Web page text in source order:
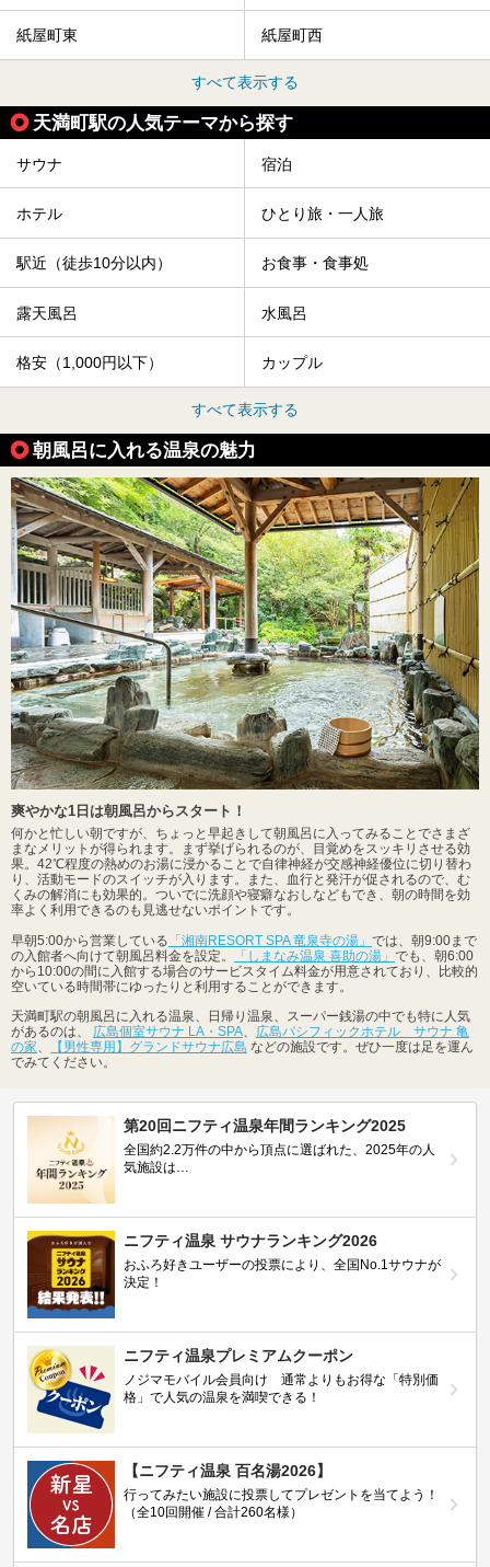
紙屋町東 紙屋町西
すべて表示する
天満町駅の人気テーマから探す
サウナ 宿泊
ホテル ひとり旅・一人旅
駅近（徒歩10分以内） お食事・食事処
露天風呂 水風呂
格安（1,000円以下） カップル
すべて表示する
朝風呂に入れる温泉の魅力
爽やかな1日は朝風呂からスタート！
何かと忙しい朝ですが、ちょっと早起きして朝風呂に入ってみることでさまざ
まなメリットが得られます。まず挙げられるのが、目覚めをスッキリさせる効
果。42℃程度の熱めのお湯に浸かることで自律神経が交感神経優位に切り替わ
り、活動モードのスイッチが入ります。また、血行と発汗が促されるので、む
くみの解消にも効果的。ついでに洗顔や寝癖なおしなどもでき、朝の時間を効
率よく利用できるのも見逃せないポイントです。
早朝5:00から営業している 「湘南RESORT SPA 竜泉寺の湯」 では、朝9:00まで
の入館者へ向けて朝風呂料金を設定。
「しまなみ温泉 喜助の湯」 でも、朝6:00
から10:00の間に入館する場合のサービスタイム料金が用意されており、比較的
空いている時間帯にゆったりと利用することができます。
天満町駅の朝風呂に入れる温泉、日帰り温泉、スーパー銭湯の中でも特に人気
があるのは、 広島個室サウナ LA・SPA、 広島パシフィックホテル サウナ 亀
の家、 【男性専用】グランドサウナ広島 などの施設です。ぜひ一度は足を運ん
でみてください。
第20回ニフティ温泉年間ランキング2025
全国約2.2万件の中から頂点に選ばれた、2025年の人
気施設は…
ニフティ温泉 サウナランキング2026
おふろ好きユーザーの投票により、全国No.1サウナが
決定！
ニフティ温泉プレミアムクーポン
ノジマモバイル会員向け 通常よりもお得な「特別価
格」で人気の温泉を満喫できる！
【ニフティ温泉 百名湯2026】
行ってみたい施設に投票してプレゼントを当てよう！
（全10回開催 / 合計260名様）